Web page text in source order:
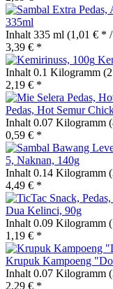
335ml
Inhalt 335 ml (1,01 € *
3,39 € *
Inhalt 0.1 Kilogramm
2,19 € *
Pedas, Hot Semur
Inhalt 0.07 Kilogramm
0,59 € *
5, Naknan, 140g
Inhalt 0.14 Kilogramm
4,49 € *
Dua Kelinci, 90g
Inhalt 0.09 Kilogramm
1,19 € *
Krupuk Kampoeng
Inhalt 0.07 Kilogramm
2,29 € *